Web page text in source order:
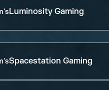
Luminosity Gaming
Spacestation Gaming